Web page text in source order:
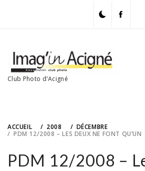
Club Photo d'Acigné
ACCUEIL 2008
DÉCEMBRE
PDM 12/2008 – LES DEUX NE FONT QU’UN
PDM 12/2008 –